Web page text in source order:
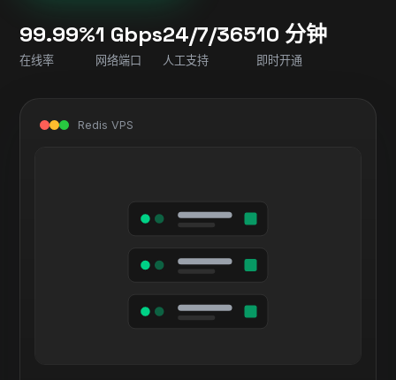
99.99%
在线率
1 Gbps
网络端口
24/7/365
人工支持
10 分钟
即时开通
Redis VPS